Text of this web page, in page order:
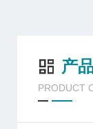
产
PRODUCT